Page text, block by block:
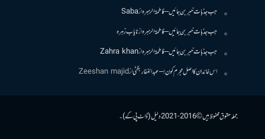
جب جذبات خبر بن جائیں – فاطمۃالزہرہازSaba
جب جذبات خبر بن جائیں – فاطمۃالزہرہازنایاب زہرہ
جب جذبات خبر بن جائیں – فاطمۃالزہرہازZahra khan
اس خاندان کا اصل مجرم کون! – عبدالغفار بگٹیازZeeshan majid
جملہ حقوق محفوظ ہیں © 2016-2021 دلیل (ڈاٹ پی کے)۔